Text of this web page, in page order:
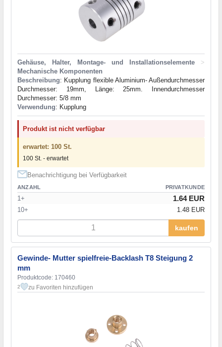
Gehäuse, Halter, Montage- und Installationselemente
>
Mechanische Komponenten
Beschreibung: Kupplung flexible Aluminium- Außendurchmesser
Durchmesser: 19mm, Länge: 25mm. Innendurchmesser
Durchmesser: 5/8 mm
Verwendung: Kupplung
Produkt ist nicht verfügbar
erwartet: 100 St.
100 St. - erwartet
Benachrichtigung bei Verfügbarkeit
ANZAHL PRIVATKUNDE
1+ 1.64 EUR
10+ 1.48 EUR
kaufen
Gewinde- Mutter spielfreie-Backlash T8 Steigung 2
mm
Produktcode: 170460
2 zu Favoriten hinzufügen